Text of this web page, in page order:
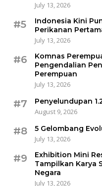
July 13, 2026
#5
Indonesia Kini
Perikanan
July 13, 2026
#6
Komnas
Pengendalian
Perempuan
July 13, 2026
#7
Penyelundupan
August 9, 2026
#8
5 Gelombang
July 13, 2026
#9
Exhibition Mini
Tampilkan Karya
Negara
July 13, 2026